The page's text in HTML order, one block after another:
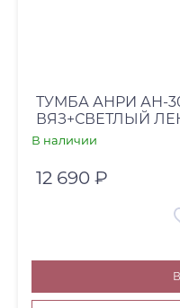
ТУМБА АНРИ АН-
ВЯЗ+СВЕТЛЫЙ
В наличии
12 690 ₽